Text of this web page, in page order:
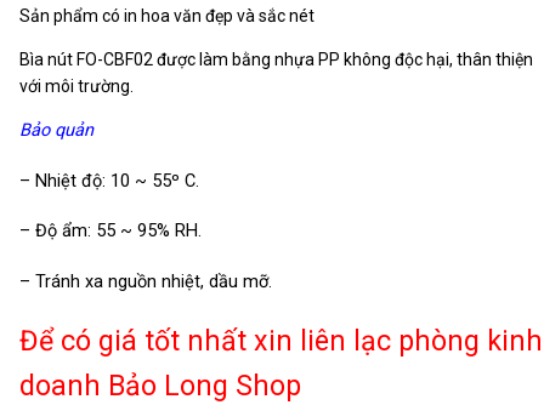
Sản phẩm có in hoa văn đẹp và sắc nét
Bìa nút FO-CBF02 được làm bằng nhựa PP không độc hại, thân thiện
với môi trường.
Bảo quản
– Nhiệt độ: 10 ~ 55º C.
– Độ ẩm: 55 ~ 95% RH.
– Tránh xa nguồn nhiệt, dầu mỡ.
Để có giá tốt nhất xin liên lạc phòng kinh
doanh Bảo Long Shop